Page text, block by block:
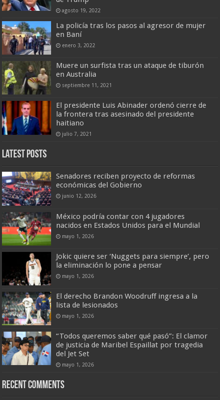
agosto 19, 2022
La policía tras los pasos al agresor de mujer
en Baní
enero 3, 2022
Muere un surfista tras un ataque de tiburón
en Australia
septiembre 11, 2021
El presidente Luis Abinader ordenó cierre de
la frontera tras asesinado del presidente
haitiano
julio 7, 2021
Latest Posts
Senadores reciben proyecto de reformas
económicas del Gobierno
junio 12, 2026
México podría contar con 4 jugadores
nacidos en Estados Unidos para el Mundial
mayo 1, 2026
Jokic quiere ser ‘Nuggets para siempre’, pero
la eliminación lo pone a pensar
mayo 1, 2026
El derecho Brandon Woodruff ingresa a la
lista de lesionados
mayo 1, 2026
“Todos queremos saber qué pasó”: El clamor
de justicia de Maribel Espaillat por tragedia
del Jet Set
mayo 1, 2026
Recent Comments